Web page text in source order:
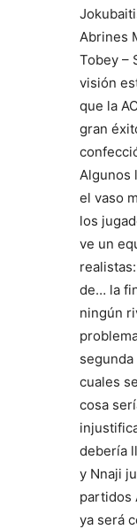
Abrines
Tobey –
visión
que la
gran
Algunos
el vaso
los
ve un
de… la
ningún
cuales
cosa
debería
y Nnaji
partidos
ya será